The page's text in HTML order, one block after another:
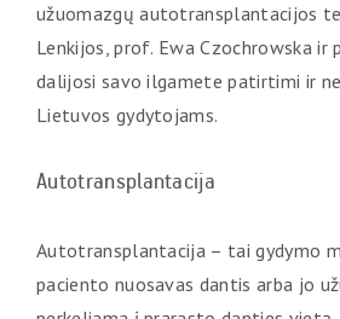
užuomazgų autotransplantacijos
Lenkijos, prof. Ewa Czochrowska ir
dalijosi savo ilgamete patirtimi ir
Lietuvos gydytojams.
Autotransplantacija
Autotransplantacija – tai gydymo
paciento nuosavas dantis arba jo